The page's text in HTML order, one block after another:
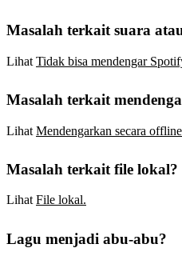
Masalah terkait suara
Lihat Tidak bisa mendengar
Masalah terkait
Lihat Mendengarkan secara
Masalah terkait file lokal?
LihatFile lokal.
Lagu menjadi abu-abu?